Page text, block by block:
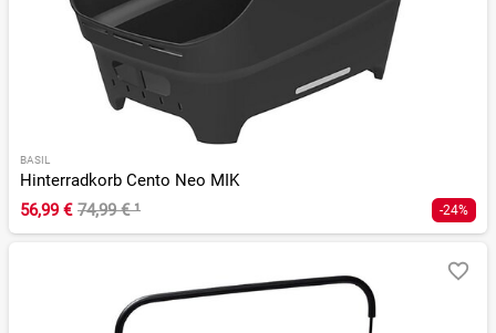
BASIL
Hinterradkorb Cento Neo MIK
56,99 € 74,99 €¹ -24%